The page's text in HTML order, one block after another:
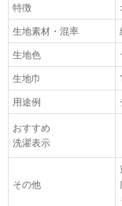
特徴
生地素材・混率
生地色
生地巾
用途例
おすすめ
洗濯表示
その他